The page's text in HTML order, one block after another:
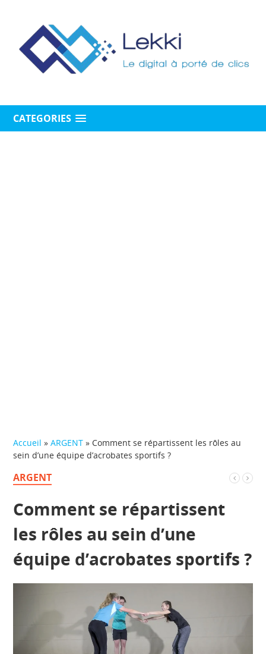
CATEGORIES
Accueil »ARGENT » Comment se répartissent les rôles au
sein d’une équipe d’acrobates sportifs ?
ARGENT
Comment se répartissent
les rôles au sein d’une
équipe d’acrobates sportifs ?